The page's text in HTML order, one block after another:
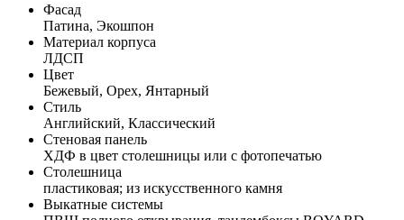
Фасад
Патина, Экошпон
Материал корпуса
ЛДСП
Цвет
Бежевый, Орех, Янтарный
Стиль
Английский, Классический
Стеновая панель
ХДФ в цвет столешницы или с фотопечатью
Столешница
пластиковая; из искусственного камня
Выкатные системы